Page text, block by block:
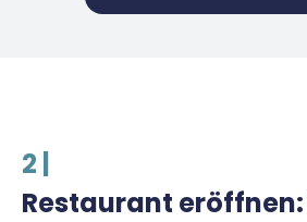
2 |
Restaurant